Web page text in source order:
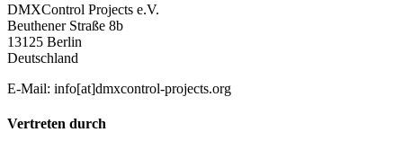
DMXControl Projects e.V.
Beuthener Straße 8b
13125 Berlin
Deutschland
E-Mail: info[at]dmxcontrol-projects.org
Vertreten durch